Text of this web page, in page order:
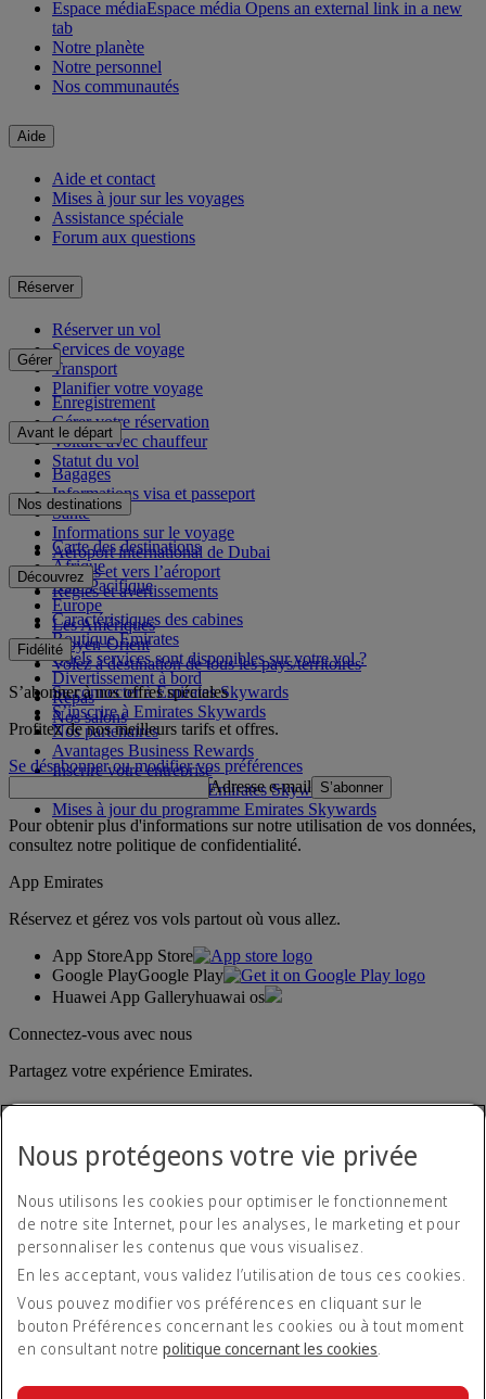
Espace médiaEspace média Opens an external link in a new
tab
Notre planète
Notre personnel
Nos communautés
Aide
Aide et contact
Mises à jour sur les voyages
Assistance spéciale
Forum aux questions
Réserver
Réserver un vol
Services de voyage
Transport
Planifier votre voyage
Gérer
Enregistrement
Gérer votre réservation
Voiture avec chauffeur
Statut du vol
Avant le départ
Bagages
Informations visa et passeport
Santé
Informations sur le voyage
Aéroport international de Dubai
Depuis et vers l’aéroport
Règles et avertissements
Nos destinations
Carte des destinations
Afrique
Asie-Pacifique
Europe
Les Amériques
Moyen-Orient
Volez à destination de tous les pays/territoires
Découvrez
Caractéristiques des cabines
Boutique Emirates
Quels services sont disponibles sur votre vol ?
Divertissement à bord
Repas
Nos salons
Fidélité
Se connecter à Emirates Skywards
S’inscrire à Emirates Skywards
Nos partenaires
Avantages Business Rewards
Inscrire votre entreprise
Règles du programme Emirates Skywards
Mises à jour du programme Emirates Skywards
S’abonner à nos offres spéciales
Profitez de nos meilleurs tarifs et offres.
Se désabonner ou modifier vos préférences
Adresse e-mail S’abonner
Pour obtenir plus d'informations sur notre utilisation de vos données,
consultez notre politique de confidentialité.
App Emirates
Réservez et gérez vos vols partout où vous allez.
App StoreApp Store
Google PlayGoogle Play
Huawei App Galleryhuawai os
Connectez-vous avec nous
Partagez votre expérience Emirates.
Déclaration d'accessibilité
Nous contacter
Politique de confidentialité
Conditions générales
Politique en matière de cookies
Cyber-sécurité
Nous protégeons votre vie privée
Nous utilisons les cookies pour optimiser le fonctionnement
de notre site Internet, pour les analyses, le marketing et pour
personnaliser les contenus que vous visualisez.
En les acceptant, vous validez l’utilisation de tous ces cookies.
Vous pouvez modifier vos préférences en cliquant sur le
bouton Préférences concernant les cookies ou à tout moment
en consultant notrepolitique concernant les cookies.